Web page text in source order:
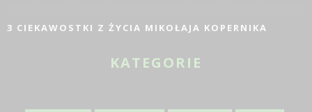
3 CIEKAWOSTKI Z ŻYCIA MIKOŁAJA KOPERNIKA
KATEGORIE